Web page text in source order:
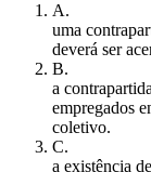
A.
uma
deverá ser
B.
a
empregados
coletivo.
C.
a existência